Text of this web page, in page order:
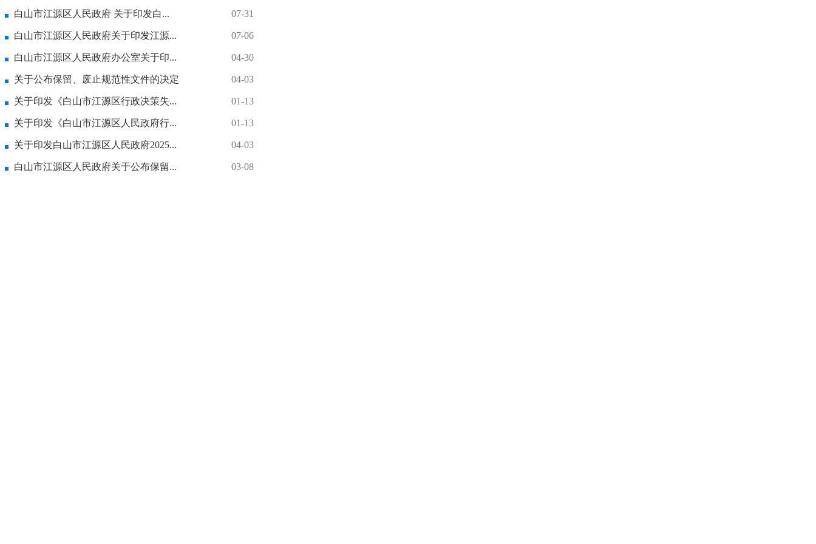
白山市江源区人民政府 关于印发白... 07-31
白山市江源区人民政府关于印发江源... 07-06
白山市江源区人民政府办公室关于印... 04-30
关于公布保留、废止规范性文件的决定 04-03
关于印发《白山市江源区行政决策失... 01-13
关于印发《白山市江源区人民政府行... 01-13
关于印发白山市江源区人民政府2025... 04-03
白山市江源区人民政府关于公布保留... 03-08